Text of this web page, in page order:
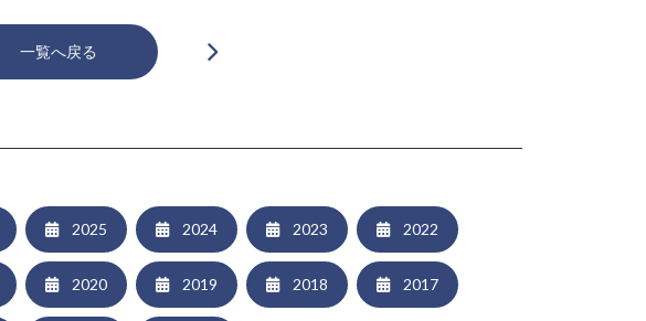
一覧へ戻る
2025 2024 2023 2022
2020 2019 2018 2017